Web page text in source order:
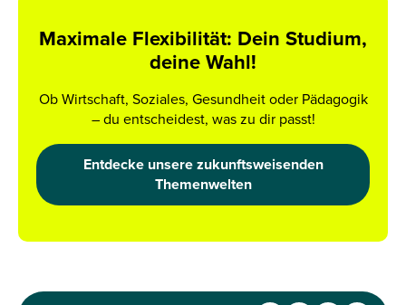
Maximale Flexibilität: Dein Studium,
deine Wahl!
Ob Wirtschaft, Soziales, Gesundheit oder Pädagogik
– du entscheidest, was zu dir passt!
Entdecke unsere zukunftsweisenden
Themenwelten